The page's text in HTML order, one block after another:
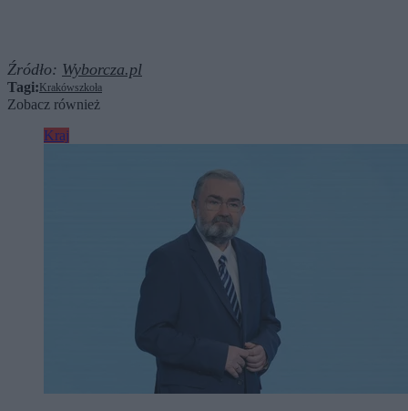
Źródło: Wyborcza.pl
Tagi:Krakówszkoła
Zobacz również
Kraj